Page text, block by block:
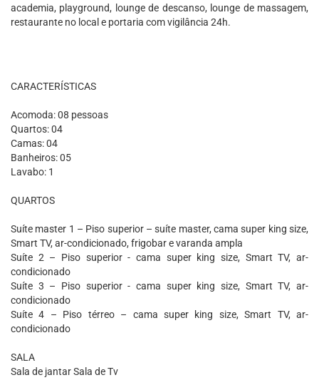
academia, playground, lounge de descanso, lounge de massagem,
restaurante no local e portaria com vigilância 24h.
CARACTERÍSTICAS
Acomoda: 08 pessoas
Quartos: 04
Camas: 04
Banheiros: 05
Lavabo: 1
QUARTOS
Suíte master 1 – Piso superior – suíte master, cama super king size,
Smart TV, ar-condicionado, frigobar e varanda ampla
Suíte 2 – Piso superior - cama super king size, Smart TV, ar-
condicionado
Suíte 3 – Piso superior - cama super king size, Smart TV, ar-
condicionado
Suíte 4 – Piso térreo – cama super king size, Smart TV, ar-
condicionado
SALA
Sala de jantar Sala de Tv